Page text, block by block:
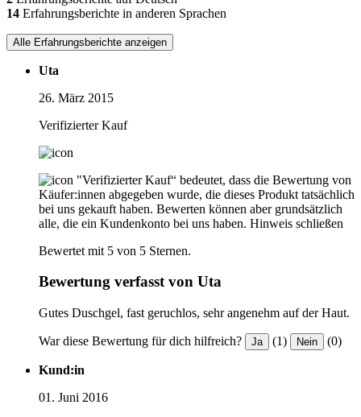
14 Erfahrungsberichte in anderen Sprachen
Alle Erfahrungsberichte anzeigen
Uta
26. März 2015
Verifizierter Kauf
"Verifizierter Kauf“ bedeutet, dass die Bewertung von
Käufer:innen abgegeben wurde, die dieses Produkt tatsächlich
bei uns gekauft haben. Bewerten können aber grundsätzlich
alle, die ein Kundenkonto bei uns haben. Hinweis schließen
Bewertet mit 5 von 5 Sternen.
Bewertung verfasst von Uta
Gutes Duschgel, fast geruchlos, sehr angenehm auf der Haut.
War diese Bewertung für dich hilfreich? Ja (1) Nein (0)
Kund:in
01. Juni 2016